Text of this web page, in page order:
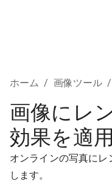
ホーム / 画像ツール /
画像にレ
効果を適
オンラインの写真に
します。